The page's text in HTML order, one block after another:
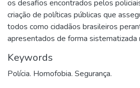
os desafios encontrados pelos
criação de políticas públicas que
todos como cidadãos brasileiros
apresentados de forma sistematizada
Keywords
Polícia. Homofobia. Segurança.